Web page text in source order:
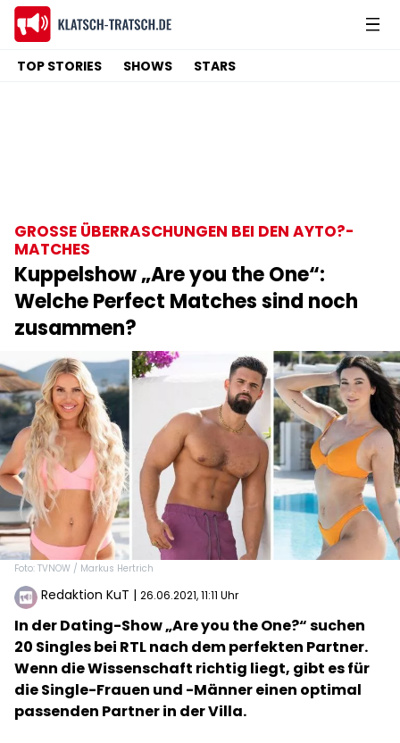
TOP STORIES SHOWS STARS
GROSSE ÜBERRASCHUNGEN BEI DEN AYTO?-M
ATCHES
Kuppelshow „Are you the One“:
Welche Perfect Matches sind noch
zusammen?
Foto: TVNOW / Markus Hertrich
Redaktion KuT | 26.06.2021, 11:11 Uhr
In der Dating-Show „Are you the One?“ suchen
20 Singles bei RTL nach dem perfekten Partner.
Wenn die Wissenschaft richtig liegt, gibt es für
die Single-Frauen und -Männer einen optimal
passenden Partner in der Villa.